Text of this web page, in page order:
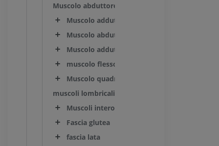
Muscolo abduttore del II dito
Muscolo adduttore del II dito
Muscolo abduttore del V dito
Muscolo adduttore del V dito
muscolo flessore breve delle dita
Muscolo quadrato plantare [Muscolo
muscoli lombricali
Muscoli interossei
Fascia glutea
fascia lata